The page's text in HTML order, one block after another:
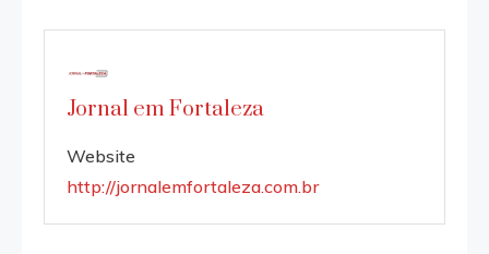
Jornal em Fortaleza
Website
http://jornalemfortaleza.com.br